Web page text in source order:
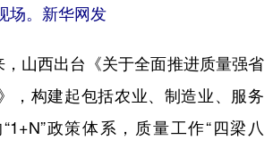
安徽 福建 江西
河南 湖北 湖南
场。新华网发
山西出台《关于全面推进质量强省
，构建起包括农业、制造业、服务
政策体系，质量工作“四梁八